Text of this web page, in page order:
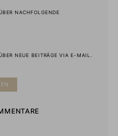
NACHFOLGENDE
NEUE BEITRÄGE VIA E-MAIL.